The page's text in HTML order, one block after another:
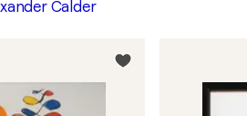
Calder